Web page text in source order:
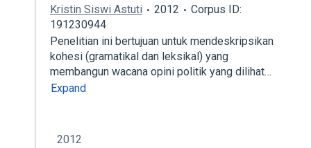
Kristin Siswi Astuti 2012
Corpus ID:
191230944
Penelitian ini bertujuan untuk mendeskripsikan
kohesi (gramatikal dan leksikal) yang
membangun wacana opini politik yang dilihat…
Expand
2012